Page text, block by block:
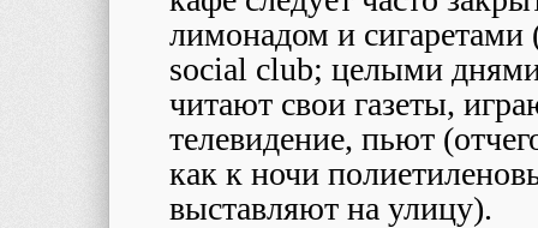
лимонадом и сигаретами
social club; целыми
читают свои газеты,
телевидение, пьют
как к ночи
выставляют на улицу).